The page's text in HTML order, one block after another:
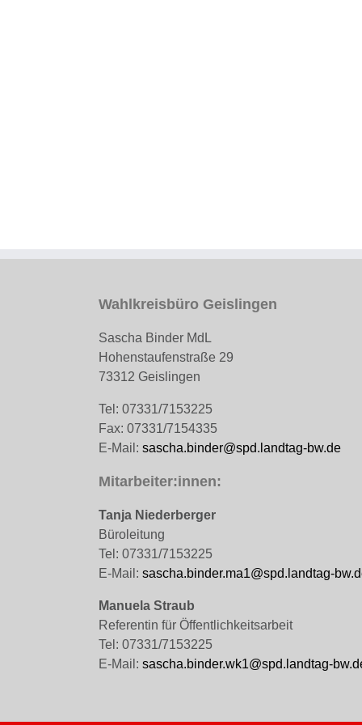
Wahlkreisbüro Geislingen
Sascha Binder MdL
Hohenstaufenstraße 29
73312 Geislingen
Tel: 07331/7153225
Fax: 07331/7154335
E-Mail: sascha.binder@spd.landtag-bw.de
Mitarbeiter:innen:
Tanja Niederberger
Büroleitung
Tel: 07331/7153225
E-Mail: sascha.binder.ma1@spd.landtag-
Manuela Straub
Referentin für Öffentlichkeitsarbeit
Tel: 07331/7153225
E-Mail: sascha.binder.wk1@spd.landtag-